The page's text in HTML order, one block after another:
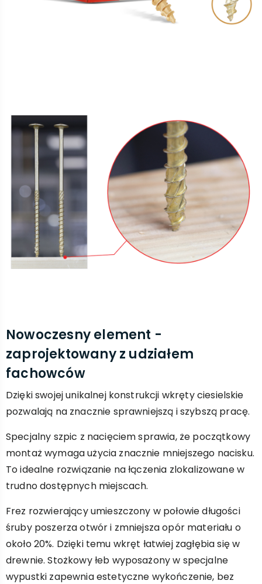
Nowoczesny element -
zaprojektowany z udziałem
fachowców
Dzięki swojej unikalnej konstrukcji wkręty ciesielskie
pozwalają na znacznie sprawniejszą i szybszą pracę.
Specjalny szpic z nacięciem sprawia, że początkowy
montaż wymaga użycia znacznie mniejszego nacisku.
To idealne rozwiązanie na łączenia zlokalizowane w
trudno dostępnych miejscach.
Frez rozwierający umieszczony w połowie długości
śruby poszerza otwór i zmniejsza opór materiału o
około 20%. Dzięki temu wkręt łatwiej zagłębia się w
drewnie. Stożkowy łeb wyposażony w specjalne
wypustki zapewnia estetyczne wykończenie, bez